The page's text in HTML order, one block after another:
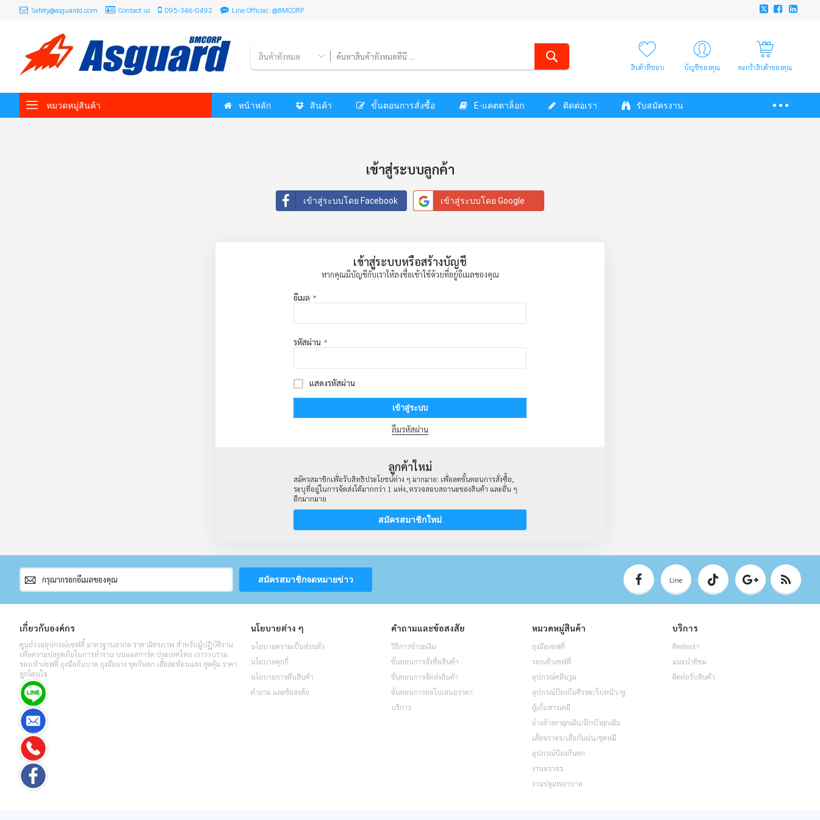
Safety@asguardd.com Contact us 095-346-0492 Line Official: @BMCORP
สินค้าทั้งหมด
สินค้าที่ชอบ บัญชีของคุณ ตะกร้าสินค้าของคุณ
หมวดหมู่สินค้า หน้าหลัก สินค้า ขั้นตอนการสั่งซื้อ E-แคตตาล็อก ติดต่อเรา รับสมัครงาน
เข้าสู่ระบบลูกค้า
เข้าสู่ระบบโดย Facebook เข้าสู่ระบบโดย Google
เข้าสู่ระบบหรือสร้างบัญชี
หากคุณมีบัญชีกับเราให้ลงชื่อเข้าใช้ด้วยที่อยู่อีเมลของคุณ
อีเมล
รหัสผ่าน
แสดงรหัสผ่าน
เข้าสู่ระบบ
ลืมรหัสผ่าน
ลูกค้าใหม่
สมัครสมาชิกเพื่อรับสิทธิประโยชน์ต่าง ๆ มากมาย: เพื่อลดขั้นตอนการสั่งซื้อ,
ระบุที่อยู่ในการจัดส่งได้มากกว่า 1 แห่ง, ตรวจสอบสถานะของสินค้า และอื่น ๆ
อีกมากมาย
สมัครสมาชิกใหม่
สมัคร
สมาชิก
จดหมาย
ข่าว
สมัครสมาชิกจดหมายข่าว Line
เกี่ยวกับองค์กร
ศูนย์รวมอุปกรณ์เซฟตี้ มาตรฐานสากล ราคามิตรภาพ สำหรับผู้ปฏิบัติงาน
เพื่อความปลอดภัยในการทำงาน บนแอสการ์ด ประเทศไทย เรารวบรวม
รองเท้าเซฟตี้ ถุงมือกันบาด ถุงมือยาง ชุดกันตก เสื้อสะท้อนแสง สุดคุ้ม ราคา
ถูกโดนใจ
นโยบายต่าง ๆ
นโยบายความเป็นส่วนตัว
นโยบายคุกกี้
นโยบายการคืนสินค้า
คำถาม และข้อสงสัย
คำถามและข้อสงสัย
วิธีการชำระเงิน
ขั้นตอนการสั่งซื้อสินค้า
ขั้นตอนการจัดส่งสินค้า
ขั้นตอนการขอใบเสนอราคา
บริการ
หมวดหมู่สินค้า
ถุงมือเซฟตี้
รองเท้าเซฟตี้
อุปกรณ์คลีนรูม
อุปกรณ์ป้องกันศีรษะ/ใบหน้า/หู
ตู้เก็บสารเคมี
อ่างล้างตาฉุกเฉิน/ฝักบัวฉุกเฉิน
เสื้อจราจร/เสื้อกันฝน/ชุดหมี
อุปกรณ์ป้องกันตก
งานจราจร
งานปฐมพยาบาล
บริการ
ติดต่อเรา
แนะนำติชม
ติดต่อรับสินค้า